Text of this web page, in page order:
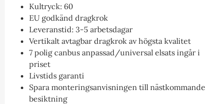
Kultryck: 60
EU godkänd dragkrok
Leveranstid: 3-5 arbetsdagar
Vertikalt avtagbar dragkrok av högsta kvalitet
7 polig canbus anpassad/universal elsats ingår i
priset
Livstids garanti
Spara monteringsanvisningen till nästkommande
besiktning